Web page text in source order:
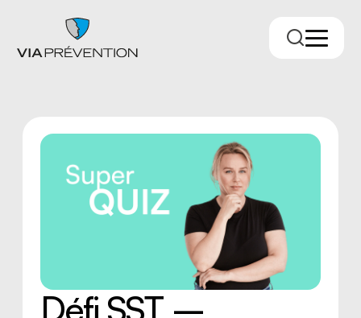
Trouver votre conseiller.ère
Défi SST –